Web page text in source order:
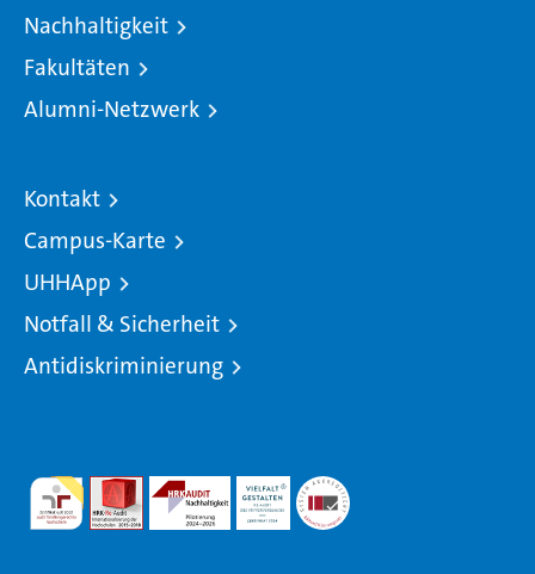
Nachhaltigkeit
Fakultäten
Alumni-Netzwerk
Kontakt
Campus-Karte
UHHApp
Notfall & Sicherheit
Antidiskriminierung